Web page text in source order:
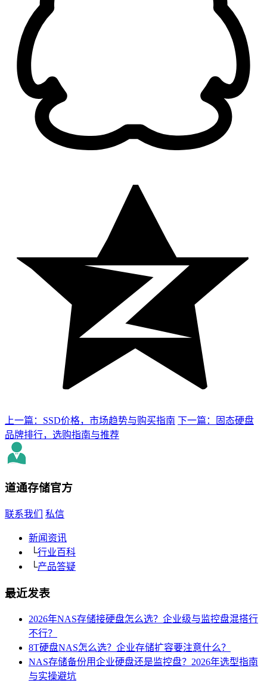
上一篇：SSD价格，市场趋势与购买指南 下一篇：固态硬盘
品牌排行，选购指南与推荐
道通存储官方
联系我们 私信
新闻资讯
└行业百科
└产品答疑
最近发表
2026年NAS存储接硬盘怎么选？企业级与监控盘混搭行
不行？
8T硬盘NAS怎么选？企业存储扩容要注意什么？
NAS存储备份用企业硬盘还是监控盘？2026年选型指南
与实操避坑